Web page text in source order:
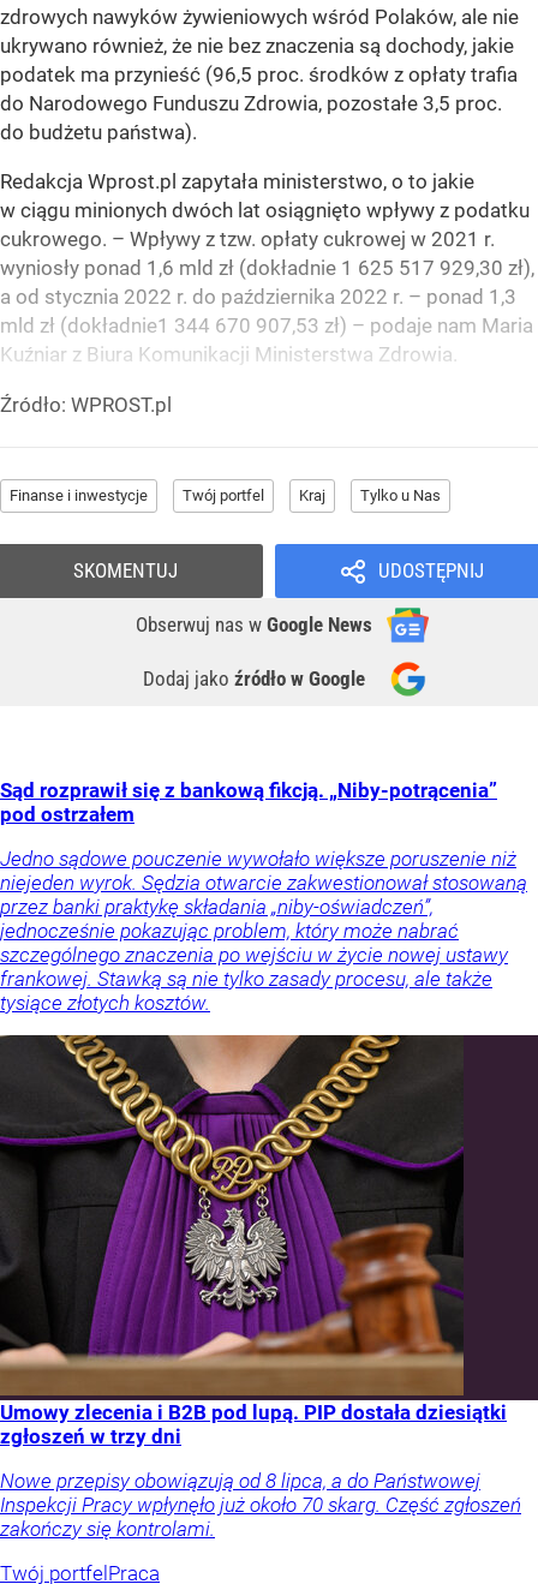
zdrowych nawyków żywieniowych wśród Polaków, ale nie
ukrywano również, że nie bez znaczenia są dochody, jakie
podatek ma przynieść (96,5 proc. środków z opłaty trafia
do Narodowego Funduszu Zdrowia, pozostałe 3,5 proc.
do budżetu państwa).
Redakcja Wprost.pl zapytała ministerstwo, o to jakie
w ciągu minionych dwóch lat osiągnięto wpływy z podatku
cukrowego. – Wpływy z tzw. opłaty cukrowej w 2021 r.
wyniosły ponad 1,6 mld zł (dokładnie 1 625 517 929,30 zł),
a od stycznia 2022 r. do października 2022 r. – ponad 1,3
mld zł (dokładnie1 344 670 907,53 zł) – podaje nam Maria
Kuźniar z Biura Komunikacji Ministerstwa Zdrowia.
Źródło: WPROST.pl
Finanse i inwestycje Twój portfel Kraj Tylko u Nas
UDOSTĘPNIJ
Obserwuj nas w Google News
Dodaj jako źródło w Google
SKOMENTUJ
Sąd rozprawił się z bankową fikcją. „Niby-potrącenia”
pod ostrzałem
Jedno sądowe pouczenie wywołało większe poruszenie niż
niejeden wyrok. Sędzia otwarcie zakwestionował stosowaną
przez banki praktykę składania „niby-oświadczeń”,
jednocześnie pokazując problem, który może nabrać
szczególnego znaczenia po wejściu w życie nowej ustawy
frankowej. Stawką są nie tylko zasady procesu, ale także
tysiące złotych kosztów.
Umowy zlecenia i B2B pod lupą. PIP dostała dziesiątki
zgłoszeń w trzy dni
Nowe przepisy obowiązują od 8 lipca, a do Państwowej
Inspekcji Pracy wpłynęło już około 70 skarg. Część zgłoszeń
zakończy się kontrolami.
Twój portfel Praca